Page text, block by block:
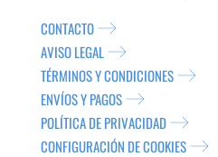
CONTACTO
AVISO LEGAL
TÉRMINOS Y CONDICIONES
ENVÍOS Y PAGOS
POLÍTICA DE PRIVACIDAD
CONFIGURACIÓN DE COOKIES